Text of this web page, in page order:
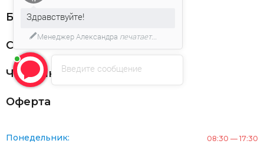
Благодарности
Статьи
Частникам
Оферта
Понедельник: 08:30 — 17:30
Введите сообщение
Здравствуйте!
Менеджер Александра печатает...